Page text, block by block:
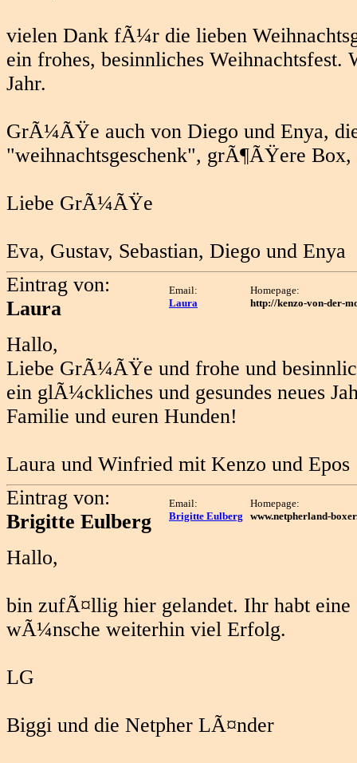
vielen Dank fÃ¼r die lieben
ein frohes, besinnliches Weihnachtsfest.
Jahr.
GrÃ¼ÃŸe auch von Diego und Enya,
"weihnachtsgeschenk", grÃ¶ÃŸere
Liebe GrÃ¼ÃŸe
Eva, Gustav, Sebastian, Diego und Enya
Eintrag von:
Laura
Email:
Laura
Homepage:
http://kenzo-von-der-
Hallo,
Liebe GrÃ¼ÃŸe und frohe und
ein glÃ¼ckliches und gesundes neues
Familie und euren Hunden!
Laura und Winfried mit Kenzo und Epos
Eintrag von:
Brigitte Eulberg
Email:
Brigitte Eulberg
Homepage:
www.netpherland-
Hallo,
bin zufÃ¤llig hier gelandet. Ihr habt eine
wÃ¼nsche weiterhin viel Erfolg.
LG
Biggi und die Netpher LÃ¤nder